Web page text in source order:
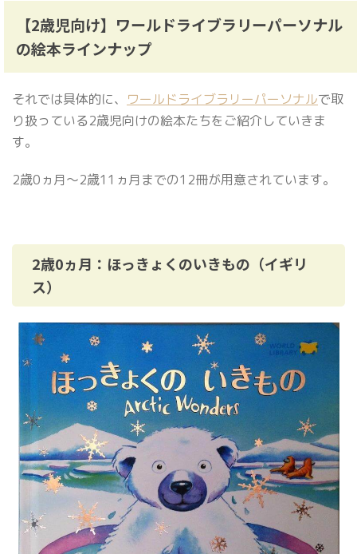
【2歳児向け】ワールドライブラリーパーソナル
の絵本ラインナップ
それでは具体的に、 ワールドライブラリーパーソナルで取
り扱っている2歳児向けの絵本たちをご紹介していきま
す。
2歳0ヵ月〜2歳11ヵ月までの12冊が用意されています。
2歳0ヵ月：ほっきょくのいきもの（イギリ
ス）